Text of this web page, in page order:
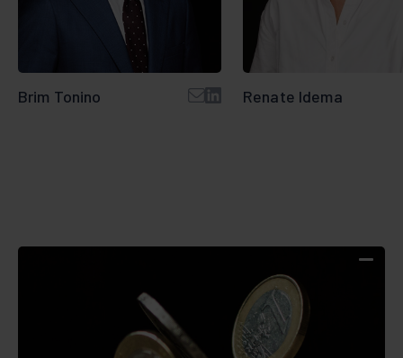
Brim Tonino Renate Idema